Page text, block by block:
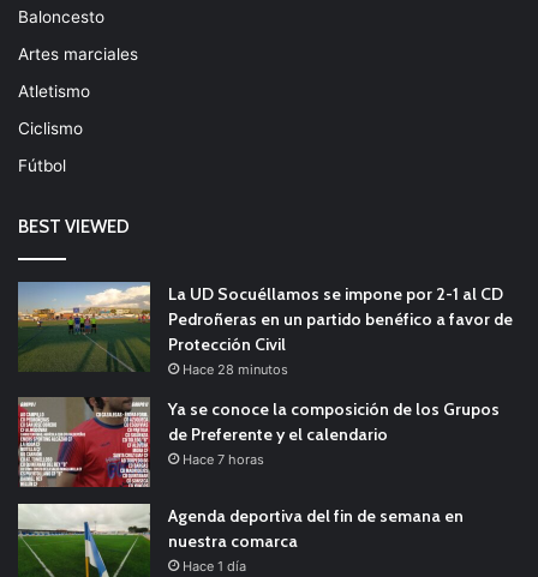
Baloncesto
Artes marciales
Atletismo
Ciclismo
Fútbol
BEST VIEWED
La UD Socuéllamos se impone por 2-1 al CD
Pedroñeras en un partido benéfico a favor de
Protección Civil
Hace 28 minutos
Ya se conoce la composición de los Grupos
de Preferente y el calendario
Hace 7 horas
Agenda deportiva del fin de semana en
nuestra comarca
Hace 1 día